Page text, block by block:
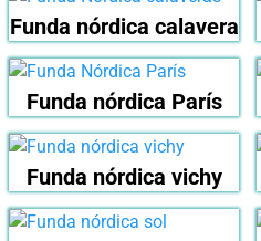
Funda nórdica calavera
Funda nórdica París
Funda nórdica vichy